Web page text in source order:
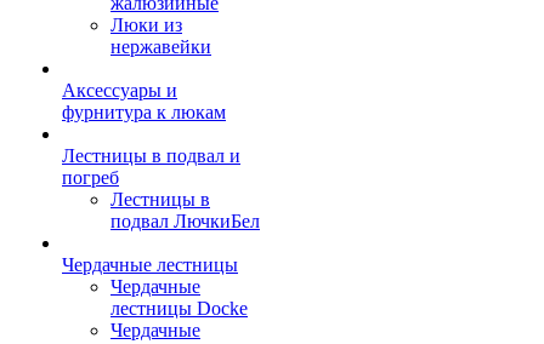
Люки из
нержавейки
Аксессуары и
фурнитура к люкам
Лестницы в подвал и
погреб
Лестницы в
подвал ЛючкиБел
Чердачные лестницы
Чердачные
лестницы Docke
Чердачные